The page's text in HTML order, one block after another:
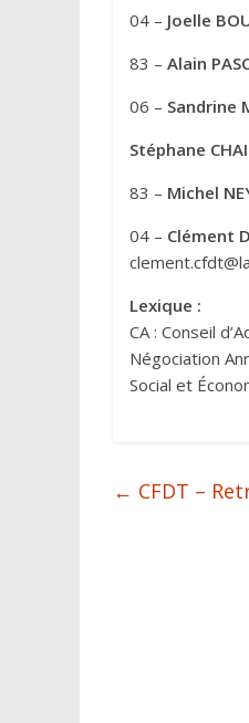
e
04 – Joelle
83 – Alain
06 – Sandrine
Stéphane
83 – Michel
04 – Clément
Lexique :
CA : Conseil
Négociation
Social et
← CFDT –